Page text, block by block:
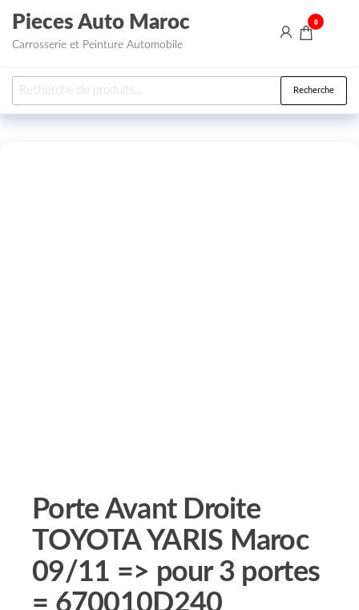
Aller au contenu
Pieces Auto Maroc
Carrosserie et Peinture Automobile
0
Recherche pour : Recherche
Porte Avant Droite
TOYOTA YARIS Maroc
09/11 => pour 3 portes
= 670010D240